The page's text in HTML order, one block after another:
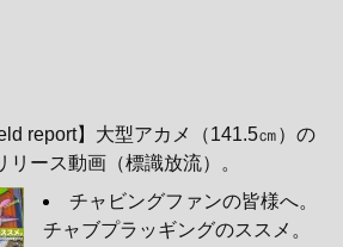
report】大型アカメ（141.5㎝）の
リース動画（標識放流）。
チャビングファンの皆様へ。
チャブプラッギングのススメ。